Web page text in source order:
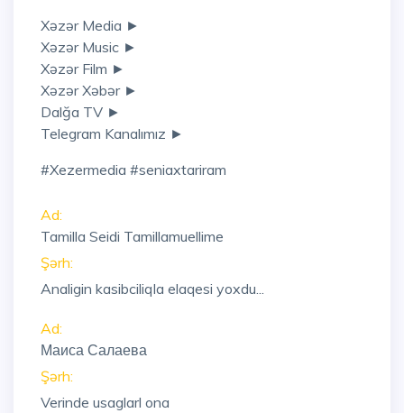
Xəzər Media ►
Xəzər Music ►
Xəzər Film ►
Xəzər Xəbər ►
Dalğa TV ►
Telegram Kanalımız ►
#xezermedia #seniaxtariram
Ad:
Tamilla Seidi Tamillamuellime
Şərh:
Analigin kasibciliqla elaqesi yoxdu...
Ad:
Маиса Салаева
Şərh:
Verinde usaglarl ona